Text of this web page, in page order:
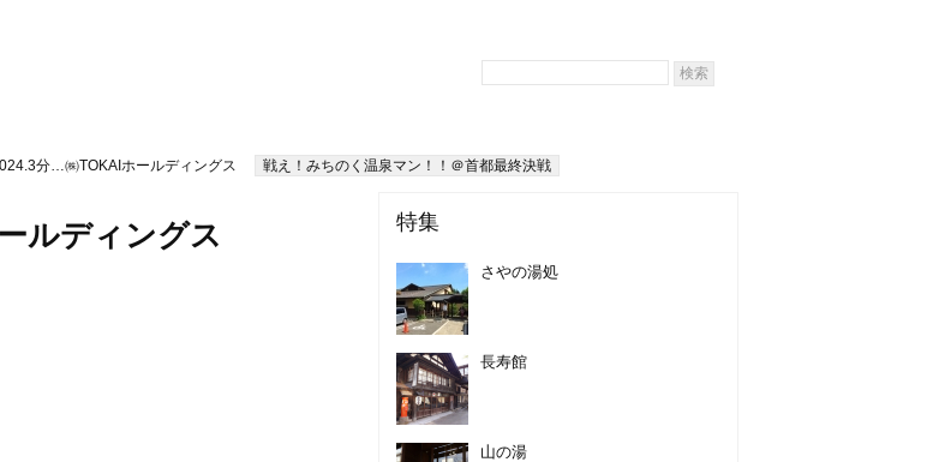
分…㈱TOKAIホールディングス 戦え！みちのく温泉マン！！＠首都最終決戦
ルディングス 特集
さやの湯処
長寿館
山の湯